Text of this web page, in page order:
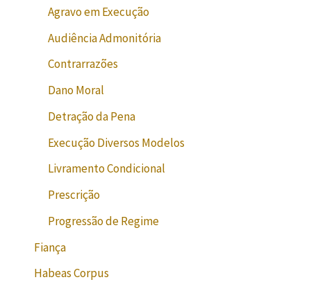
Agravo em Execução
Audiência Admonitória
Contrarrazões
Dano Moral
Detração da Pena
Execução Diversos Modelos
Livramento Condicional
Prescrição
Progressão de Regime
Fiança
Habeas Corpus